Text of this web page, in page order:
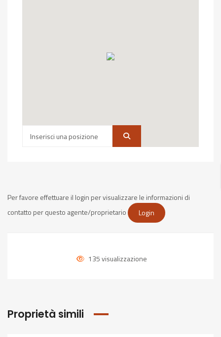
Per favore effettuare il login per visualizzare le informazioni di
contatto per questo agente/proprietario
Login
135 visualizzazione
Proprietà simili